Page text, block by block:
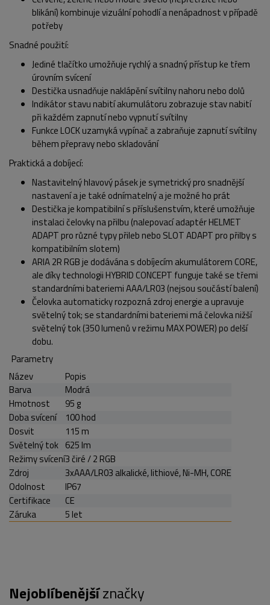
blikání) kombinuje vizuální pohodlí a nenápadnost v případě
potřeby
Snadné použití:
Jediné tlačítko umožňuje rychlý a snadný přístup ke třem
úrovním svícení
Destička usnadňuje naklápění svítilny nahoru nebo dolů
Indikátor stavu nabití akumulátoru zobrazuje stav nabití
při každém zapnutí nebo vypnutí svítilny
Funkce LOCK uzamyká vypínač a zabraňuje zapnutí svítilny
během přepravy nebo skladování
Praktická a dobíjecí:
Nastavitelný hlavový pásek je symetrický pro snadnější
nastavení a je také odnímatelný a je možné ho prát
Destička je kompatibilní s příslušenstvím, které umožňuje
instalaci čelovky na přilbu (nalepovací adaptér HELMET
ADAPT pro různé typy přileb nebo SLOT ADAPT pro přilby s
kompatibilním slotem)
ARIA 2R RGB je dodávána s dobíjecím akumulátorem CORE,
ale díky technologii HYBRID CONCEPT funguje také se třemi
standardními bateriemi AAA/LR03 (nejsou součástí balení)
Čelovka automaticky rozpozná zdroj energie a upravuje
světelný tok; se standardními bateriemi má čelovka nižší
světelný tok (350 lumenů v režimu MAX POWER) po delší
dobu.
Parametry
Název
Popis
Barva
Modrá
Hmotnost
95 g
Doba svícení
100 hod
Dosvit
115 m
Světelný tok 625 lm
Režimy svícení3 čiré / 2 RGB
Zdroj
3xAAA/LR03 alkalické, lithiové, Ni-MH, CORE
Odolnost
IP67
Certifikace
CE
Záruka
5 let
Nejoblíbenějšíznačky